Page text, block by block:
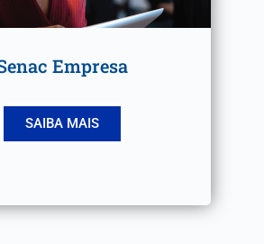
Empresa
SAIBA MAIS